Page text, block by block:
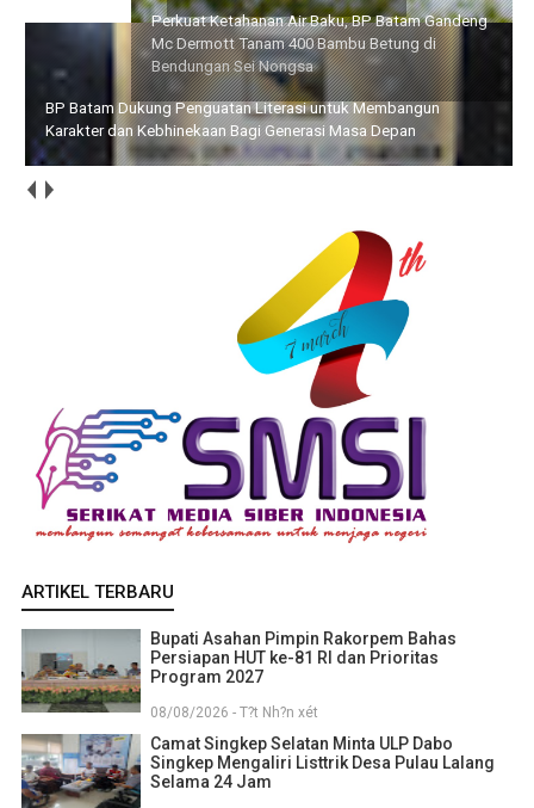
BP Batam Dukung Penguatan Literasi untuk Membangun
Karakter dan Kebhinekaan Bagi Generasi Masa Depan
ARTIKEL TERBARU
Bupati Asahan Pimpin Rakorpem Bahas
Persiapan HUT ke-81 RI dan Prioritas
Program 2027
08/08/2026 - T?t Nh?n xét
Camat Singkep Selatan Minta ULP Dabo
Singkep Mengaliri Listtrik Desa Pulau Lalang
Selama 24 Jam